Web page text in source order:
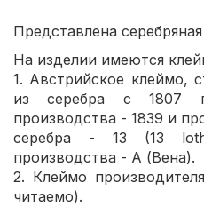
Представлена
На изделии имеются
1. Австрийское клеймо,
из серебра с 1807
производства - 1839 и
серебра - 13 (13
производства - А (Вена).
2. Клеймо
читаемо).